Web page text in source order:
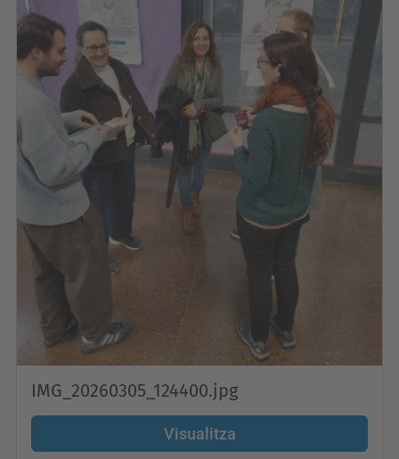
IMG_20260305_124400.jpg
Visualitza